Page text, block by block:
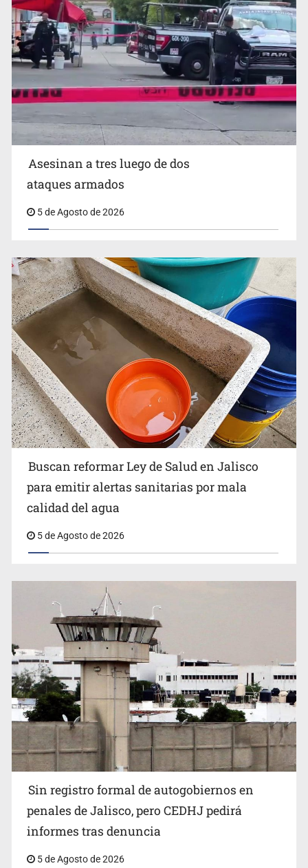
Vinculan a responsable de homicidio registrado en 2025
en Tlaquepaque
Estados Unidos suspende actividades en Michoacán y
frena importación de aguacate
Estados Unidos eleva recompensas contra líderes del
Asesinan a tres luego de dos
ataques armados
5 de Agosto de 2026
Buscan reformar Ley de Salud en Jalisco
para emitir alertas sanitarias por mala
calidad del agua
5 de Agosto de 2026
Sin registro formal de autogobiernos en
penales de Jalisco, pero CEDHJ pedirá
informes tras denuncia
5 de Agosto de 2026